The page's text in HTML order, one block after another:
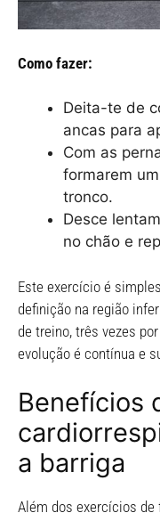
Como fazer:
Deita-te de
ancas para
Com as
formarem
tronco.
Desce
no chão e
Este exercício é
definição na região
de treino, três vezes
evolução é contínua e
Benefícios
a barriga
Além dos exercícios